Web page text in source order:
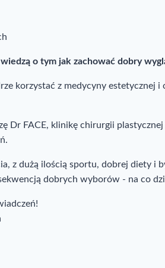
o tym jak zachować dobry
korzystać z medycyny
Dr FACE, klinikę chirurgii
z dużą ilością sportu, dobrej diety i
dobrych wyborów - na co